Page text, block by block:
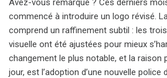
commencé à introduire un logo révisé.
comprend un raffinement subtil : les
visuelle ont été ajustées pour mieux
changement le plus notable, et la raison
jour, est l’adoption d’une nouvelle